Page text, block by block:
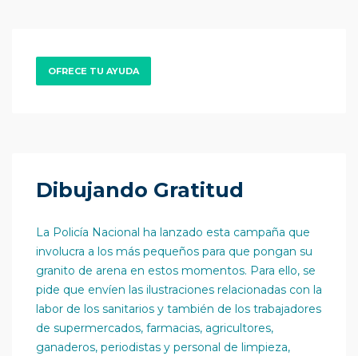
OFRECE TU AYUDA
Dibujando Gratitud
La Policía Nacional ha lanzado esta campaña que
involucra a los más pequeños para que pongan su
granito de arena en estos momentos. Para ello, se
pide que envíen las ilustraciones relacionadas con la
labor de los sanitarios y también de los trabajadores
de supermercados, farmacias, agricultores,
ganaderos, periodistas y personal de limpieza,